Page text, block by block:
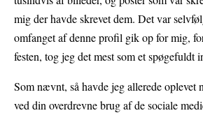
mig der havde skrevet dem. Det var
omfanget af denne profil gik op for mig,
festen, tog jeg det mest som et spøgefuldt
Som nævnt, så havde jeg allerede oplevet
ved din overdrevne brug af de sociale